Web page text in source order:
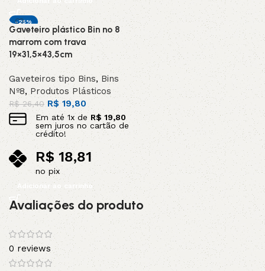
-25%
DESTAQUE
Gaveteiro plástico Bin nº 8
marrom com trava
19×31,5×43,5cm
Gaveteiros tipo Bins, Bins
Nº8, Produtos Plásticos
R$26,40 R$19,80
Em até 1x de R$19,80
sem juros no cartão de
crédito!
R$ 18,81
no pix
Adicionar ao carrinho
Avaliações do produto
0 reviews